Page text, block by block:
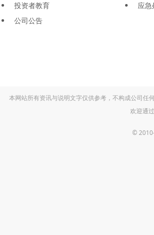
投资者教育
公司公告
应
本网站所有资讯与说明文字仅供参考，不构成公司任
欢迎通
©